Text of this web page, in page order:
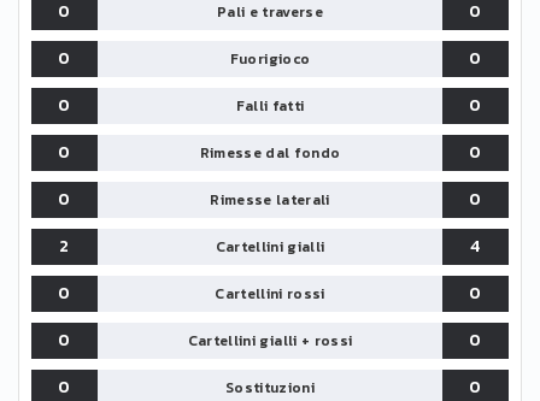
0 Pali e traverse
0
0
Fuorigioco
0
0
Falli fatti
0
0
Rimesse dal fondo
0
0
Rimesse laterali
0
2
Cartellini gialli
4
0
Cartellini rossi
0
0
Cartellini gialli + rossi
0
0
Sostituzioni 0